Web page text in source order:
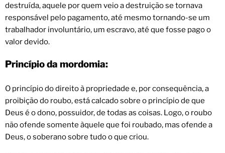
destruída, aquele por quem veio a destruição se tornava
responsável pelo pagamento, até mesmo tornando-se um
trabalhador involuntário, um escravo, até que fosse pago o
valor devido.
Princípio da mordomia:
O princípio do direito à propriedade e, por consequência, a
proibição do roubo, está calcado sobre o princípio de que
Deus é o dono, possuidor, de todas as coisas. Logo, o roubo
não ofende somente àquele que foi roubado, mas ofende a
Deus, o soberano sobre tudo o que criou.